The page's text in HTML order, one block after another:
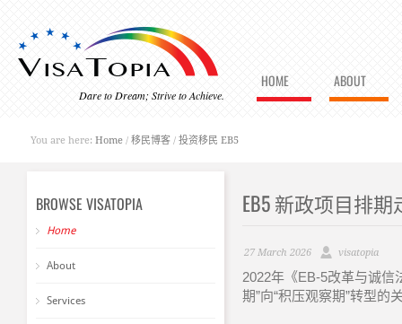
Dare to Dream; Strive to Achieve.
HOME ABOUT
You are here: Home / 移民博客 / 投资移民 EB5
EB5 新政项目排
27 March 2026 visatopia
2022年《EB-5改革与诚信
期”向“积压观察期”转型的
BROWSE VISATOPIA
Home
About
Services